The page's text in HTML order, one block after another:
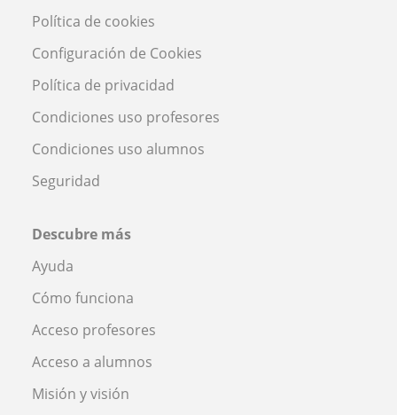
Política de cookies
Configuración de Cookies
Política de privacidad
Condiciones uso profesores
Condiciones uso alumnos
Seguridad
Descubre más
Ayuda
Cómo funciona
Acceso profesores
Acceso a alumnos
Misión y visión